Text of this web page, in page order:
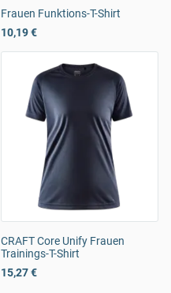
Frauen Funktions-T-Shirt
10,19 €
CRAFT Core Unify Frauen
Trainings-T-Shirt
15,27 €